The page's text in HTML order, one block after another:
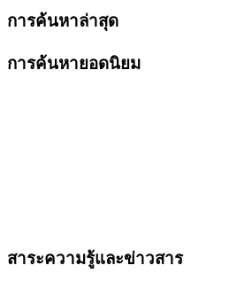
การค้นหาล่าสุด
การค้นหายอดนิยม
สาระความรู้และข่าวสาร